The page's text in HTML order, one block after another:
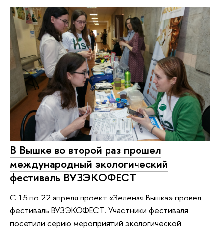
В Вышке во второй раз прошел
международный экологический
фестиваль ВУЗЭКОФЕСТ
С 15 по 22 апреля проект «Зеленая Вышка» провел
фестиваль ВУЗЭКОФЕСТ. Участники фестиваля
посетили серию мероприятий экологической